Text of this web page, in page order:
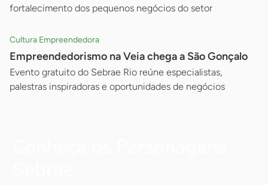
fortalecimento dos pequenos negócios do setor
Cultura Empreendedora
Empreendedorismo na Veia chega a São Gonçalo
Evento gratuito do Sebrae Rio reúne especialistas,
palestras inspiradoras e oportunidades de negócios